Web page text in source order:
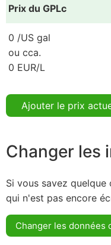
Prix du GPLc
0 /US gal
ou cca.
0 EUR/L
Ajouter le prix
Changer les
Si vous savez
qui n'est pas encore
Changer les données